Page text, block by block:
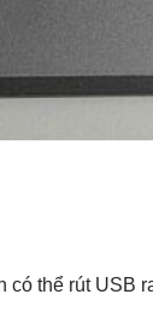
có thể rút USB